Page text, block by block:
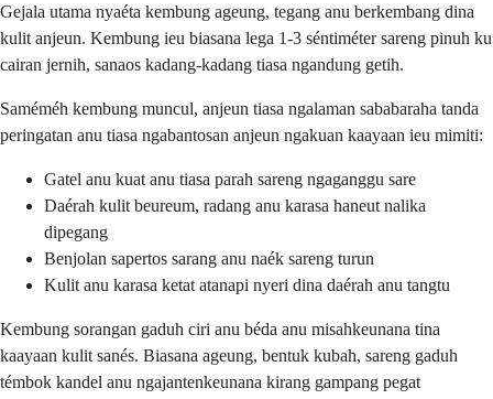
Gejala utama nyaéta kembung ageung, tegang anu berkembang dina
kulit anjeun. Kembung ieu biasana lega 1-3 séntiméter sareng pinuh ku
cairan jernih, sanaos kadang-kadang tiasa ngandung getih.
Saméméh kembung muncul, anjeun tiasa ngalaman sababaraha tanda
peringatan anu tiasa ngabantosan anjeun ngakuan kaayaan ieu mimiti:
Gatel anu kuat anu tiasa parah sareng ngaganggu sare
Daérah kulit beureum, radang anu karasa haneut nalika
dipegang
Benjolan sapertos sarang anu naék sareng turun
Kulit anu karasa ketat atanapi nyeri dina daérah anu tangtu
Kembung sorangan gaduh ciri anu béda anu misahkeunana tina
kaayaan kulit sanés. Biasana ageung, bentuk kubah, sareng gaduh
témbok kandel anu ngajantenkeunana kirang gampang pegat